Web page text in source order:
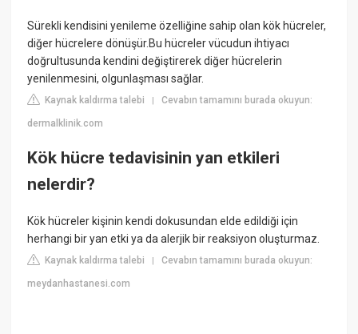
Sürekli kendisini yenileme özelliğine sahip olan kök hücreler,
diğer hücrelere dönüşür.Bu hücreler vücudun ihtiyacı
doğrultusunda kendini değiştirerek diğer hücrelerin
yenilenmesini, olgunlaşması sağlar.
Kaynak kaldırma talebi |Cevabın tamamını burada okuyun:
dermalklinik.com
Kök hücre tedavisinin yan etkileri
nelerdir?
Kök hücreler kişinin kendi dokusundan elde edildiği için
herhangi bir yan etki ya da alerjik bir reaksiyon oluşturmaz.
Kaynak kaldırma talebi |Cevabın tamamını burada okuyun:
meydanhastanesi.com